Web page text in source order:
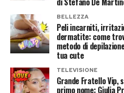
BELLEZZA
Peli incarniti,
dermatite: come
metodo di
tua cute
TELEVISIONE
Grande Fratello Vip,
primo nome: Giulia